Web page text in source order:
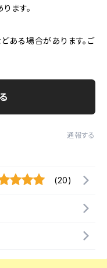
ます。
ある場合があります。ご
通報する
(20)